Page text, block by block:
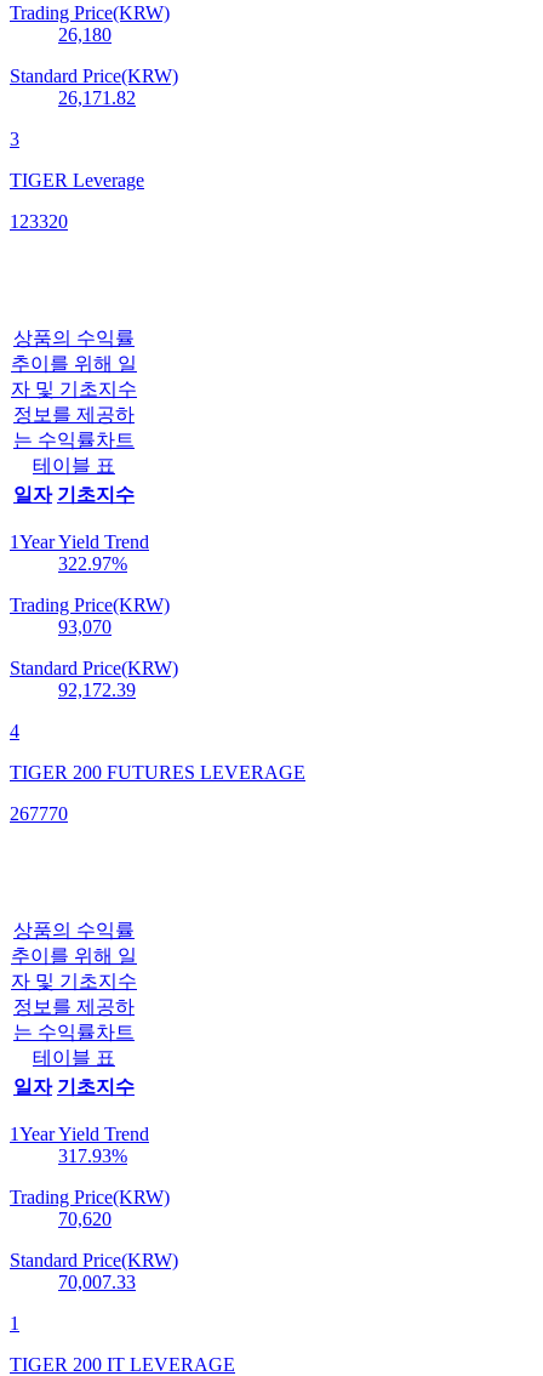
Trading Price(KRW)
26,180
Standard Price(KRW)
26,171.82
3
TIGER Leverage
123320
상품의 수익률
추이를 위해 일
자 및 기초지수
정보를 제공하
는 수익률차트
테이블 표
일자 기초지수
1Year Yield Trend
322.97%
Trading Price(KRW)
93,070
Standard Price(KRW)
92,172.39
4
TIGER 200 FUTURES LEVERAGE
267770
상품의 수익률
추이를 위해 일
자 및 기초지수
정보를 제공하
는 수익률차트
테이블 표
일자 기초지수
1Year Yield Trend
317.93%
Trading Price(KRW)
70,620
Standard Price(KRW)
70,007.33
1
TIGER 200 IT LEVERAGE